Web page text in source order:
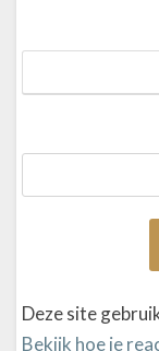
Deze site
Bekijk hoe je